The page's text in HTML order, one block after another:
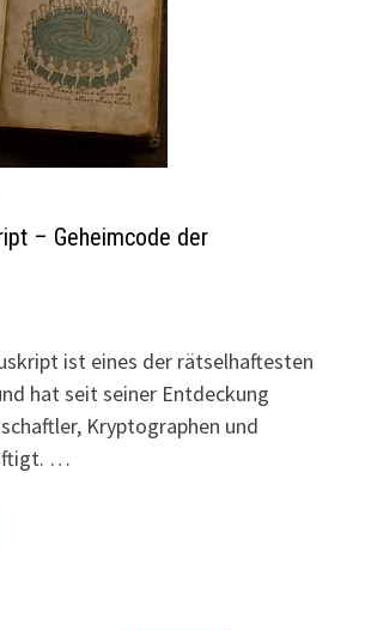
– Geheimcode der
ist eines der rätselhaftesten
hat seit seiner Entdeckung
Kryptographen und
…